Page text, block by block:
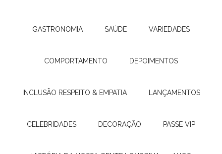
GASTRONOMIA SAÚDE VARIEDADES
COMPORTAMENTO DEPOIMENTOS
INCLUSÃO RESPEITO & EMPATIA LANÇAMENTOS
CELEBRIDADES DECORAÇÃO PASSE VIP